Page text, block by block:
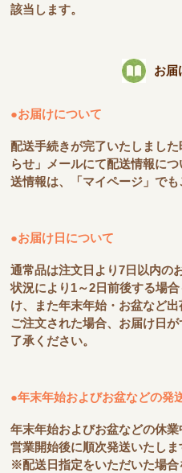
該当します。
お届
●お届けについて
配送手続きが完了いたしまし
らせ」メールにて配送情報に
送情報は、「マイページ」でも
●お届け日について
通常品は注文日より7日以内の
状況により1～2日前後する場
け、また年末年始・お盆など
ご注文された場合、お届け日
了承ください。
●年末年始およびお盆などの発
年末年始およびお盆などの休業
営業開始後に順次発送いたしま
※配送日指定をいただいた場合